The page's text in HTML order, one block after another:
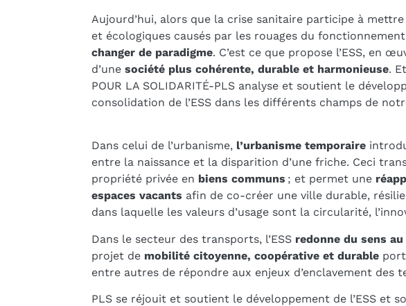
Aujourd’hui, alors que la crise sanitaire participe à
et écologiques causés par les rouages du
changer de paradigme. C’est ce que propose l’ESS, en
d’une société plus cohérente, durable et harmonieuse.
POUR LA SOLIDARITÉ-PLS analyse et soutient le
consolidation de l’ESS dans les différents champs de
Dans celui de l’urbanisme, l’urbanisme temporaire
entre la naissance et la disparition d’une friche. Ceci
propriété privée en biens communs ; et permet une
espaces vacants afin de co-créer une ville durable,
dans laquelle les valeurs d’usage sont la circularité,
Dans le secteur des transports, l’ESS redonne du sens
projet de mobilité citoyenne, coopérative et durable
entre autres de répondre aux enjeux d’enclavement des
PLS se réjouit et soutient le développement de l’ESS et